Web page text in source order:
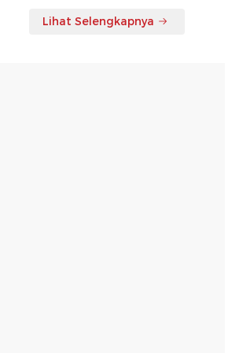
Lihat Selengkapnya